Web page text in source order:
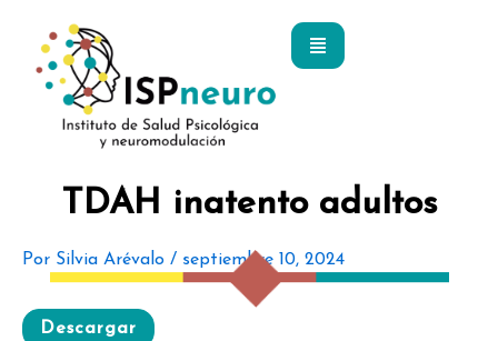
contenido
TDAH inatento adultos
Por Silvia Arévalo / septiembre 10, 2024
Descargar